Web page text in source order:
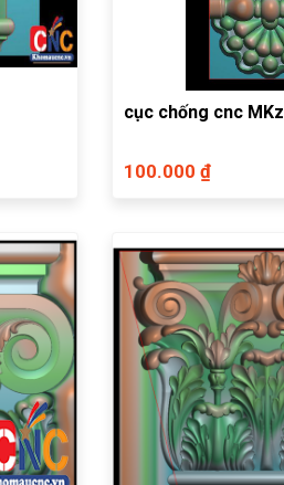
cục chống cnc MKz
100.000 ₫